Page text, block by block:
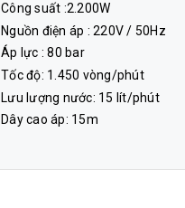
Công suất :2.200W
Nguồn điện áp : 220V / 50Hz
Áp lực :80 bar
Tốc độ: 1.450 vòng/phút
Lưu lượng nước: 15 lít/phút
Dây cao áp: 15m